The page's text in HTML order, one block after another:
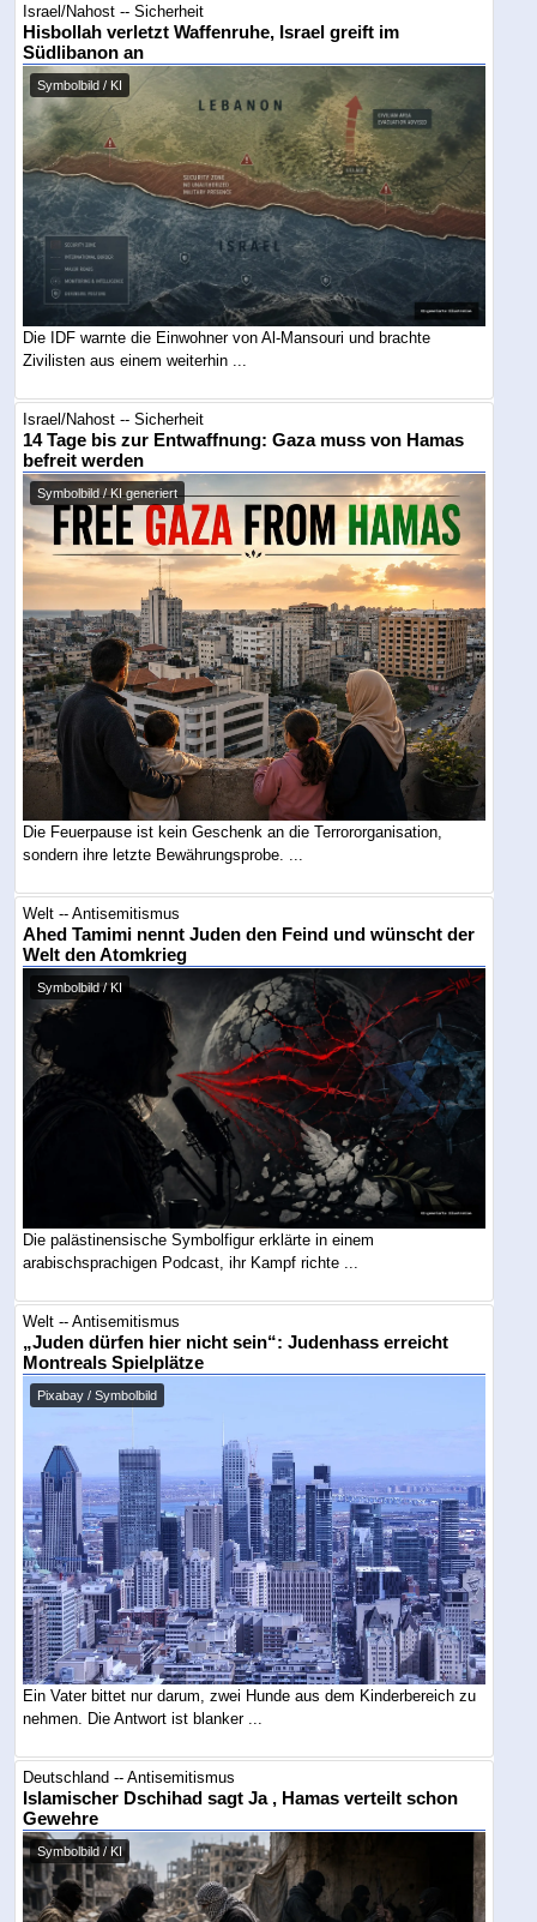
Israel/Nahost -- Sicherheit
Hisbollah verletzt Waffenruhe, Israel greift im
Südlibanon an
Symbolbild / KI
Die IDF warnte die Einwohner von Al-Mansouri und brachte
Zivilisten aus einem weiterhin ...
Israel/Nahost -- Sicherheit
14 Tage bis zur Entwaffnung: Gaza muss von Hamas
befreit werden
Symbolbild / KI generiert
Die Feuerpause ist kein Geschenk an die Terrororganisation,
sondern ihre letzte Bewährungsprobe. ...
Welt -- Antisemitismus
Ahed Tamimi nennt Juden den Feind und wünscht der
Welt den Atomkrieg
Symbolbild / KI
Die palästinensische Symbolfigur erklärte in einem
arabischsprachigen Podcast, ihr Kampf richte ...
Welt -- Antisemitismus
„Juden dürfen hier nicht sein“: Judenhass erreicht
Montreals Spielplätze
Pixabay / Symbolbild
Ein Vater bittet nur darum, zwei Hunde aus dem Kinderbereich zu
nehmen. Die Antwort ist blanker ...
Deutschland -- Antisemitismus
Islamischer Dschihad sagt Ja , Hamas verteilt schon
Gewehre
Symbolbild / KI